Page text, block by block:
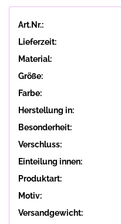
Art.Nr.:
Lieferzeit:
Material:
Größe:
Farbe:
Herstellung in:
Besonderheit:
Verschluss:
Einteilung innen:
Produktart:
Motiv:
Versandgewicht: